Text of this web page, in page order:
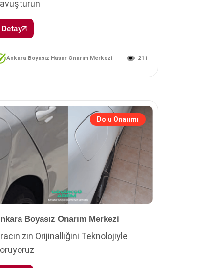
Detay
Ankara Boyasız Hasar Onarım Merkezi 211
Dolu Onarımı
Boyasız Onarım Merkezi
Orijinalliğini Teknolojiyle